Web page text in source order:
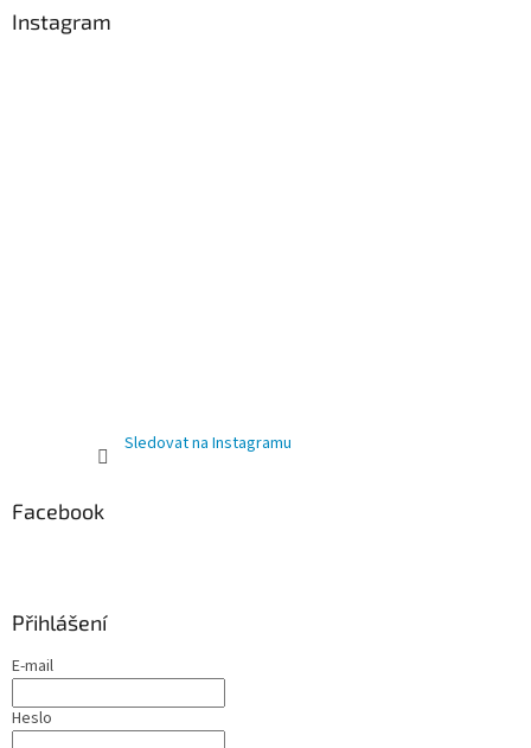
Instagram
Sledovat na Instagramu
Facebook
Přihlášení
E-mail
Heslo